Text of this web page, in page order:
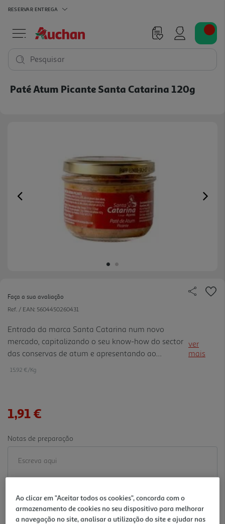
RESERVAR ENTREGA
Pesquisar
Paté Atum Picante Santa Catarina 120g
Previous
Faça a sua avaliação
Ref. / EAN: 5604450260431
Entrada da marca Santa Catarina num novo
mercado, capitalizando o seu know-how do sector
das conservas de atum e apresentando ao
consumidor,um produto diferenciado ao nível da
ver
mais
15.92 €/Kg
1,91 €
Notas de preparação
Ao clicar em "Aceitar todos os cookies", concorda com o
armazenamento de cookies no seu dispositivo para melhorar
a navegação no site, analisar a utilização do site e ajudar nas